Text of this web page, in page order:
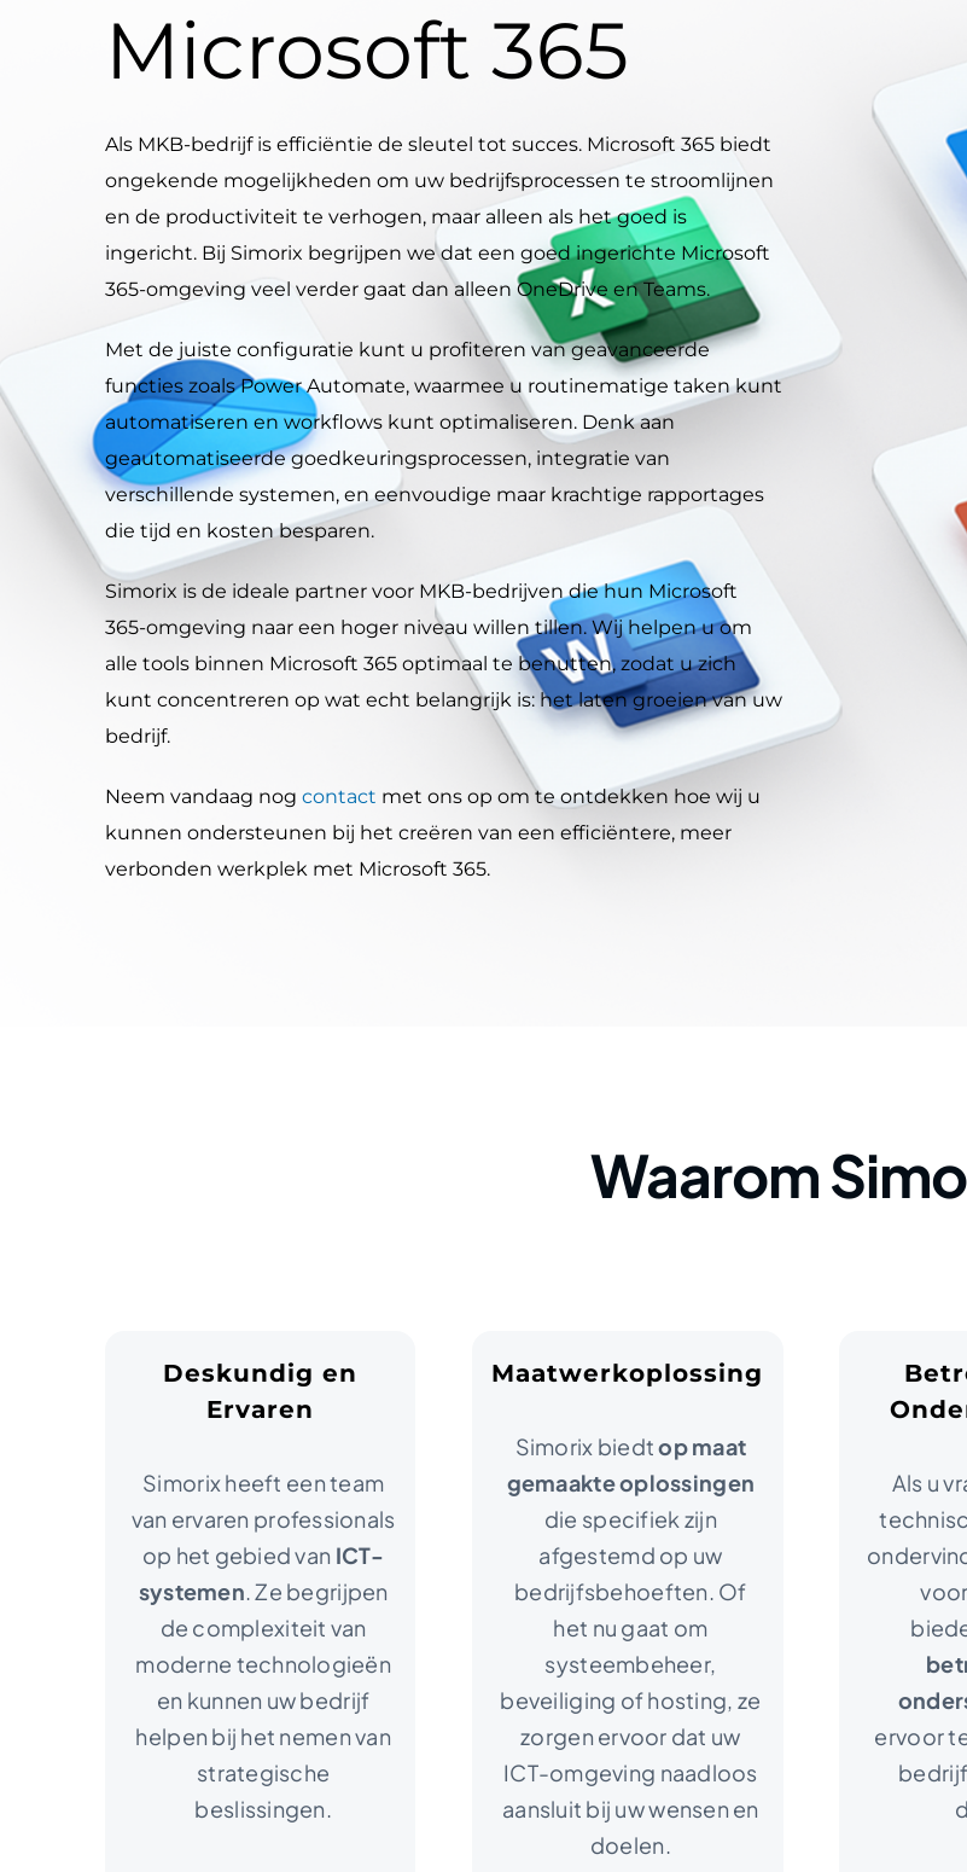
Microsoft 365
Als MKB-bedrijf is efficiëntie de sleutel tot succes. Microsoft 365 biedt
ongekende mogelijkheden om uw bedrijfsprocessen te stroomlijnen
en de productiviteit te verhogen, maar alleen als het goed is
ingericht. Bij Simorix begrijpen we dat een goed ingerichte Microsoft
365-omgeving veel verder gaat dan alleen OneDrive en Teams.
Met de juiste configuratie kunt u profiteren van geavanceerde
functies zoals Power Automate, waarmee u routinematige taken kunt
automatiseren en workflows kunt optimaliseren. Denk aan
geautomatiseerde goedkeuringsprocessen, integratie van
verschillende systemen, en eenvoudige maar krachtige rapportages
die tijd en kosten besparen.
Simorix is de ideale partner voor MKB-bedrijven die hun Microsoft
365-omgeving naar een hoger niveau willen tillen. Wij helpen u om
alle tools binnen Microsoft 365 optimaal te benutten, zodat u zich
kunt concentreren op wat echt belangrijk is: het laten groeien van uw
bedrijf.
Neem vandaag nog contact met ons op om te ontdekken hoe wij u
kunnen ondersteunen bij het creëren van een efficiëntere, meer
verbonden werkplek met Microsoft 365.
Waarom
Deskundig en
Ervaren
Simorix heeft een team
van ervaren professionals
op het gebied van ICT-
systemen. Ze begrijpen
de complexiteit van
moderne technologieën
en kunnen uw bedrijf
helpen bij het nemen van
strategische
beslissingen.
Maatwerkoplossing
Simorix biedtop maat
gemaakte oplossingen
die specifiek zijn
afgestemd op uw
bedrijfsbehoeften. Of
het nu gaat om
systeembeheer,
beveiliging of hosting, ze
zorgen ervoor dat uw
ICT-omgeving naadloos
aansluit bij uw wensen en
doelen.
Als u
ervoor